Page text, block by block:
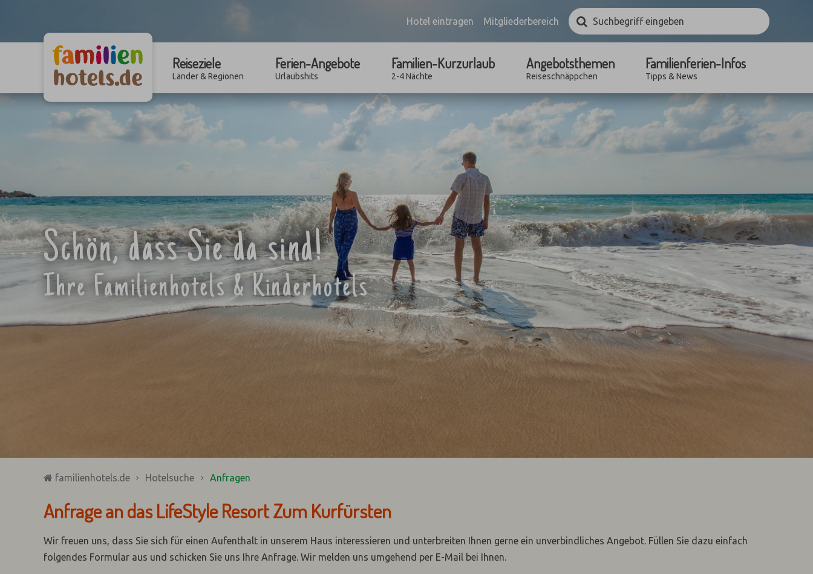
Hotel eintragen Mitgliederbereich
Suchbegriff
eingebenSuchen
Reiseziele
Länder & Regionen
Ferien-Angebote
Urlaubshits
Familien-Kurzurlaub
2-4 Nächte
Angebotsthemen
Reiseschnäppchen
Familienferien-Infos
Tipps & News
Schön, dass Sie da sind!
Ihre Familienhotels & Kinderhotels
familienhotels.de Hotelsuche Anfragen
Anfrage an das LifeStyle Resort Zum Kurfürsten
Wir freuen uns, dass Sie sich für einen Aufenthalt in unserem Haus interessieren und unterbreiten Ihnen gerne ein unverbindliches Angebot. Füllen Sie dazu einfach
folgendes Formular aus und schicken Sie uns Ihre Anfrage. Wir melden uns umgehend per E-Mail bei Ihnen.